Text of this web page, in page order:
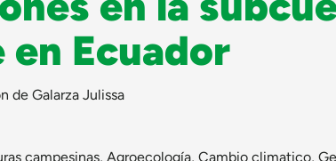
en Ecuador
de Galarza Julissa
campesinas, Agroecología, Cambio climatico,